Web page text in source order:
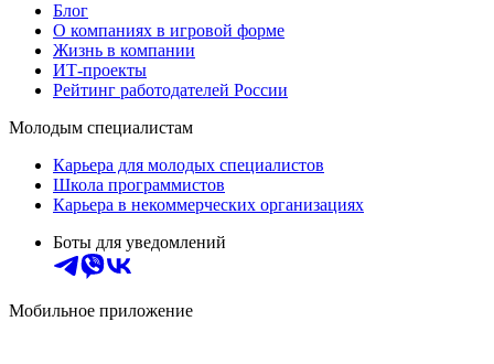
Блог
О компаниях в игровой форме
Жизнь в компании
ИТ-проекты
Рейтинг работодателей России
Молодым специалистам
Карьера для молодых специалистов
Школа программистов
Карьера в некоммерческих организациях
Боты для уведомлений
Мобильное приложение